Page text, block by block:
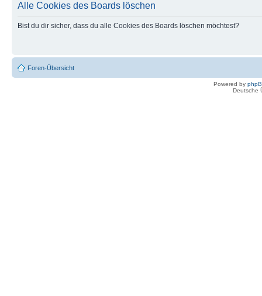
Alle Cookies des Boards löschen
Bist du dir sicher, dass du alle Cookies des Boards löschen möchtest?
Foren-Übersicht
Powered by
Deutsche